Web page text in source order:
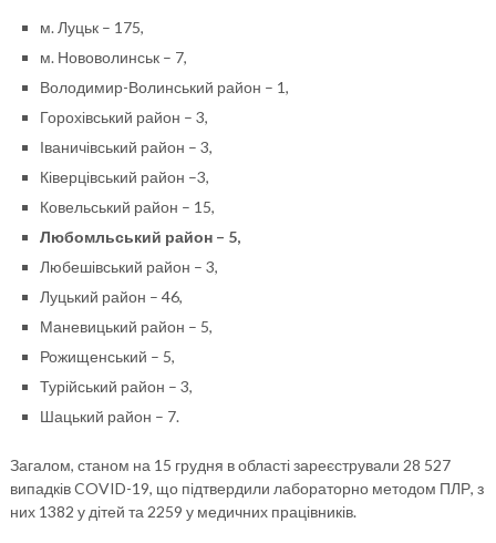
м. Луцьк – 175,
м. Нововолинськ – 7,
Володимир-Волинський район – 1,
Горохівський район – 3,
Іваничівський район – 3,
Ківерцівський район –3,
Ковельський район – 15,
Любомльський район – 5,
Любешівський район – 3,
Луцький район – 46,
Маневицький район – 5,
Рожищенський – 5,
Турійський район – 3,
Шацький район – 7.
Загалом, станом на 15 грудня в області зареєстрували 28 527
випадків COVID-19, що підтвердили лабораторно методом ПЛР, з
них 1382 у дітей та 2259 у медичних працівників.